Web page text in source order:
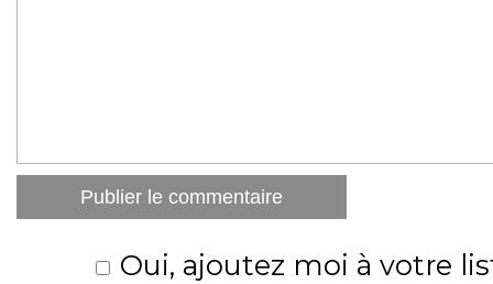
Oui, ajoutez moi à votre